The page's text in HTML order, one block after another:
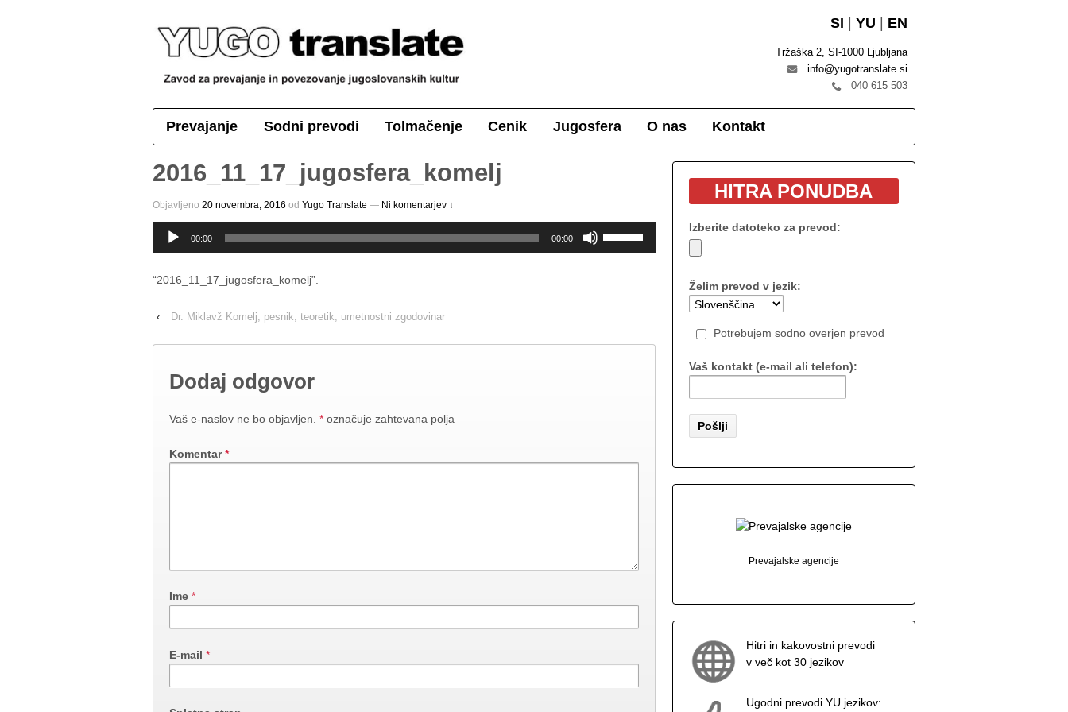
SI YU EN
Tržaška 2, SI-1000 Ljubljana
info@yugotranslate.si
040 615 503
Prevajanje Sodni prevodi Tolmačenje Cenik Jugosfera O nas Kontakt
2016_11_17_jugosfera_komelj
Objavljeno 20 novembra, 2016 оd Yugo Translate — Ni komentarjev ↓
Predvajalnik
zvoka
00:00 00:00
glasnosti.
“2016_11_17_jugosfera_komelj”.
‹ Dr. Miklavž Komelj, pesnik, teoretik, umetnostni zgodovinar
Dodaj odgovor
Vaš e-naslov ne bo objavljen. * označuje zahtevana polja
Komentar*
Ime *
E-mail *
HITRA PONUDBA
Izberite datoteko za prevod:
Želim prevod v jezik:
Potrebujem sodno overjen prevod
Vaš kontakt (e-mail ali telefon):
Prevajalske agencije
Hitri in kakovostni prevodi
v več kot 30 jezikov
Ugodni prevodi YU jezikov: